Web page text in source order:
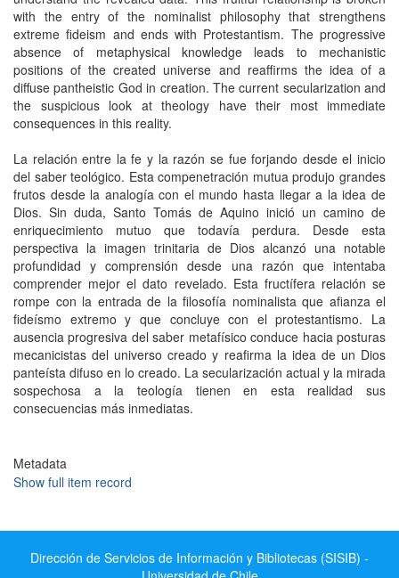
with the entry of the nominalist philosophy that strengthens
extreme fideism and ends with Protestantism. The progressive
absence of metaphysical knowledge leads to mechanistic
positions of the created universe and reaffirms the idea of a
diffuse pantheistic God in creation. The current secularization and
the suspicious look at theology have their most immediate
consequences in this reality.
La relación entre la fe y la razón se fue forjando desde el inicio
del saber teológico. Esta compenetración mutua produjo grandes
frutos desde la analogía con el mundo hasta llegar a la idea de
Dios. Sin duda, Santo Tomás de Aquino inició un camino de
enriquecimiento mutuo que todavía perdura. Desde esta
perspectiva la imagen trinitaria de Dios alcanzó una notable
profundidad y comprensión desde una razón que intentaba
comprender mejor el dato revelado. Esta fructífera relación se
rompe con la entrada de la filosofía nominalista que afianza el
fideísmo extremo y que concluye con el protestantismo. La
ausencia progresiva del saber metafísico conduce hacia posturas
mecanicistas del universo creado y reafirma la idea de un Dios
panteísta difuso en lo creado. La secularización actual y la mirada
sospechosa a la teología tienen en esta realidad sus
consecuencias más inmediatas.
Metadata
Show full item record
Dirección de Servicios de Información y Bibliotecas (SISIB) -